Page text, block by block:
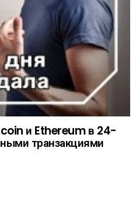
и Ethereum в 24-
транзакциями